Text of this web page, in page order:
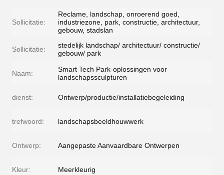
Sollicitatie:
Reclame, landschap, onroerend goed,
industriezone, park, constructie, architectuur,
gebouw, stadslan
Sollicitatie:
stedelijk landschap/ architectuur/ constructie/
gebouw/ park
Naam:
Smart Tech Park-oplossingen voor
landschapssculpturen
dienst: Ontwerp/productie/installatiebegeleiding
trefwoord: landschapsbeeldhouwwerk
Ontwerp: Aangepaste Aanvaardbare Ontwerpen
Kleur: Meerkleurig